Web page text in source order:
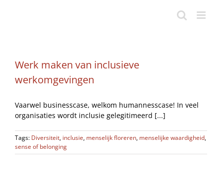
Werk maken van inclusieve
werkomgevingen
Vaarwel businesscase, welkom humannesscase! In veel
organisaties wordt inclusie gelegitimeerd [...]
Tags: Diversiteit, inclusie, menselijk floreren, menselijke waardigheid,
sense of belonging